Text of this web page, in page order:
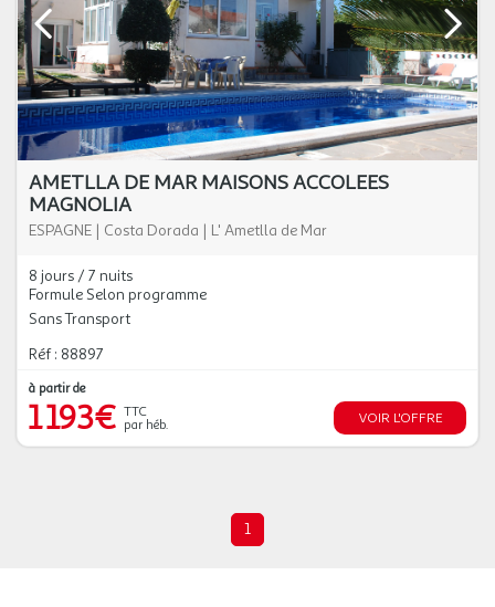
AMETLLA DE MAR MAISONS ACCOLEES
MAGNOLIA
ESPAGNE | Costa Dorada | L' Ametlla de Mar
8 jours / 7 nuits
Formule Selon programme
Sans Transport
Réf : 88897
à partir de
1 193€ TTC
par héb.
VOIR L'OFFRE
1